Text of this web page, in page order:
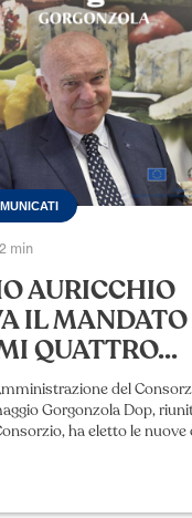
2 min
AURICCHIO
IL MANDATO
QUATTRO...
del
Gorgonzola Dop,
ha eletto le nuove